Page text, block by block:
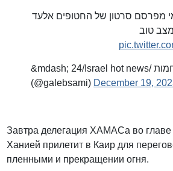
מפרסם סרטון של החטופים אלעד
טוב
&mdash; 24/Israel hot news/ חדשות חמות
(@galebsami) December 19,
Завтра делегация ХАМАСа во
Ханией прилетит в Каир для
пленными и прекращении огня.